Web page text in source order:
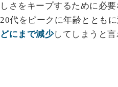
しさをキープするために必要
20代をピークに年齢とともに
どにまで減少してしまうと言